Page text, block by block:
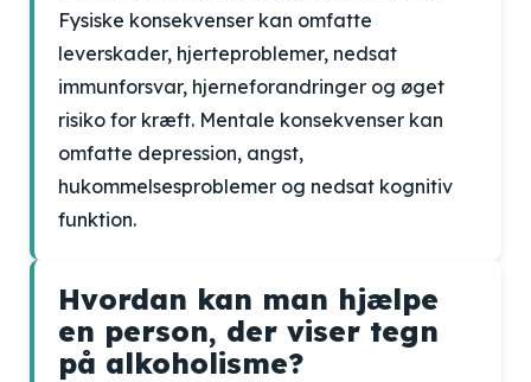
Fysiske konsekvenser kan omfatte
leverskader, hjerteproblemer, nedsat
immunforsvar, hjerneforandringer og øget
risiko for kræft. Mentale konsekvenser kan
omfatte depression, angst,
hukommelsesproblemer og nedsat kognitiv
funktion.
Hvordan kan man hjælpe
en person, der viser tegn
på alkoholisme?